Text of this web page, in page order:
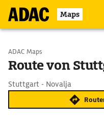
Maps
Start wählen
ADAC Maps
Route von
Stuttgart - Novalja